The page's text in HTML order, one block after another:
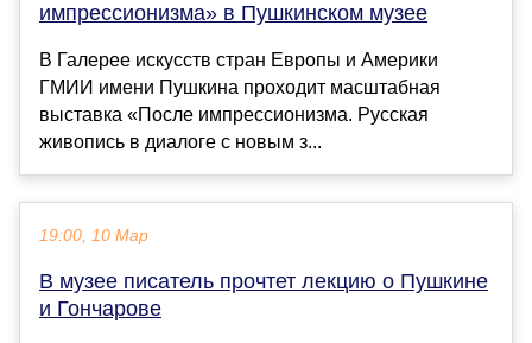
импрессионизма» в Пушкинском музее
В Галерее искусств стран Европы и Америки
ГМИИ имени Пушкина проходит масштабная
выставка «После импрессионизма. Русская
живопись в диалоге с новым з...
19:00, 10 Мар
В музее писатель прочтет лекцию о Пушкине
и Гончарове